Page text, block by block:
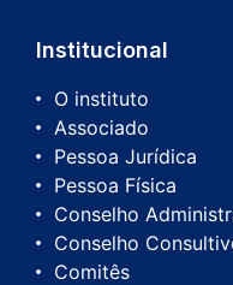
Institucional
O instituto
Associado
Pessoa Jurídica
Pessoa Física
Conselho
Conselho
Comitês